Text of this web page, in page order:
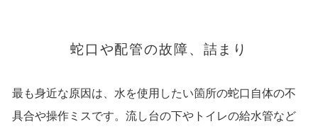
蛇口や配管の故障、詰まり
最も身近な原因は、水を使用したい箇所の蛇口自体の不
具合や操作ミスです。流し台の下やトイレの給水管など